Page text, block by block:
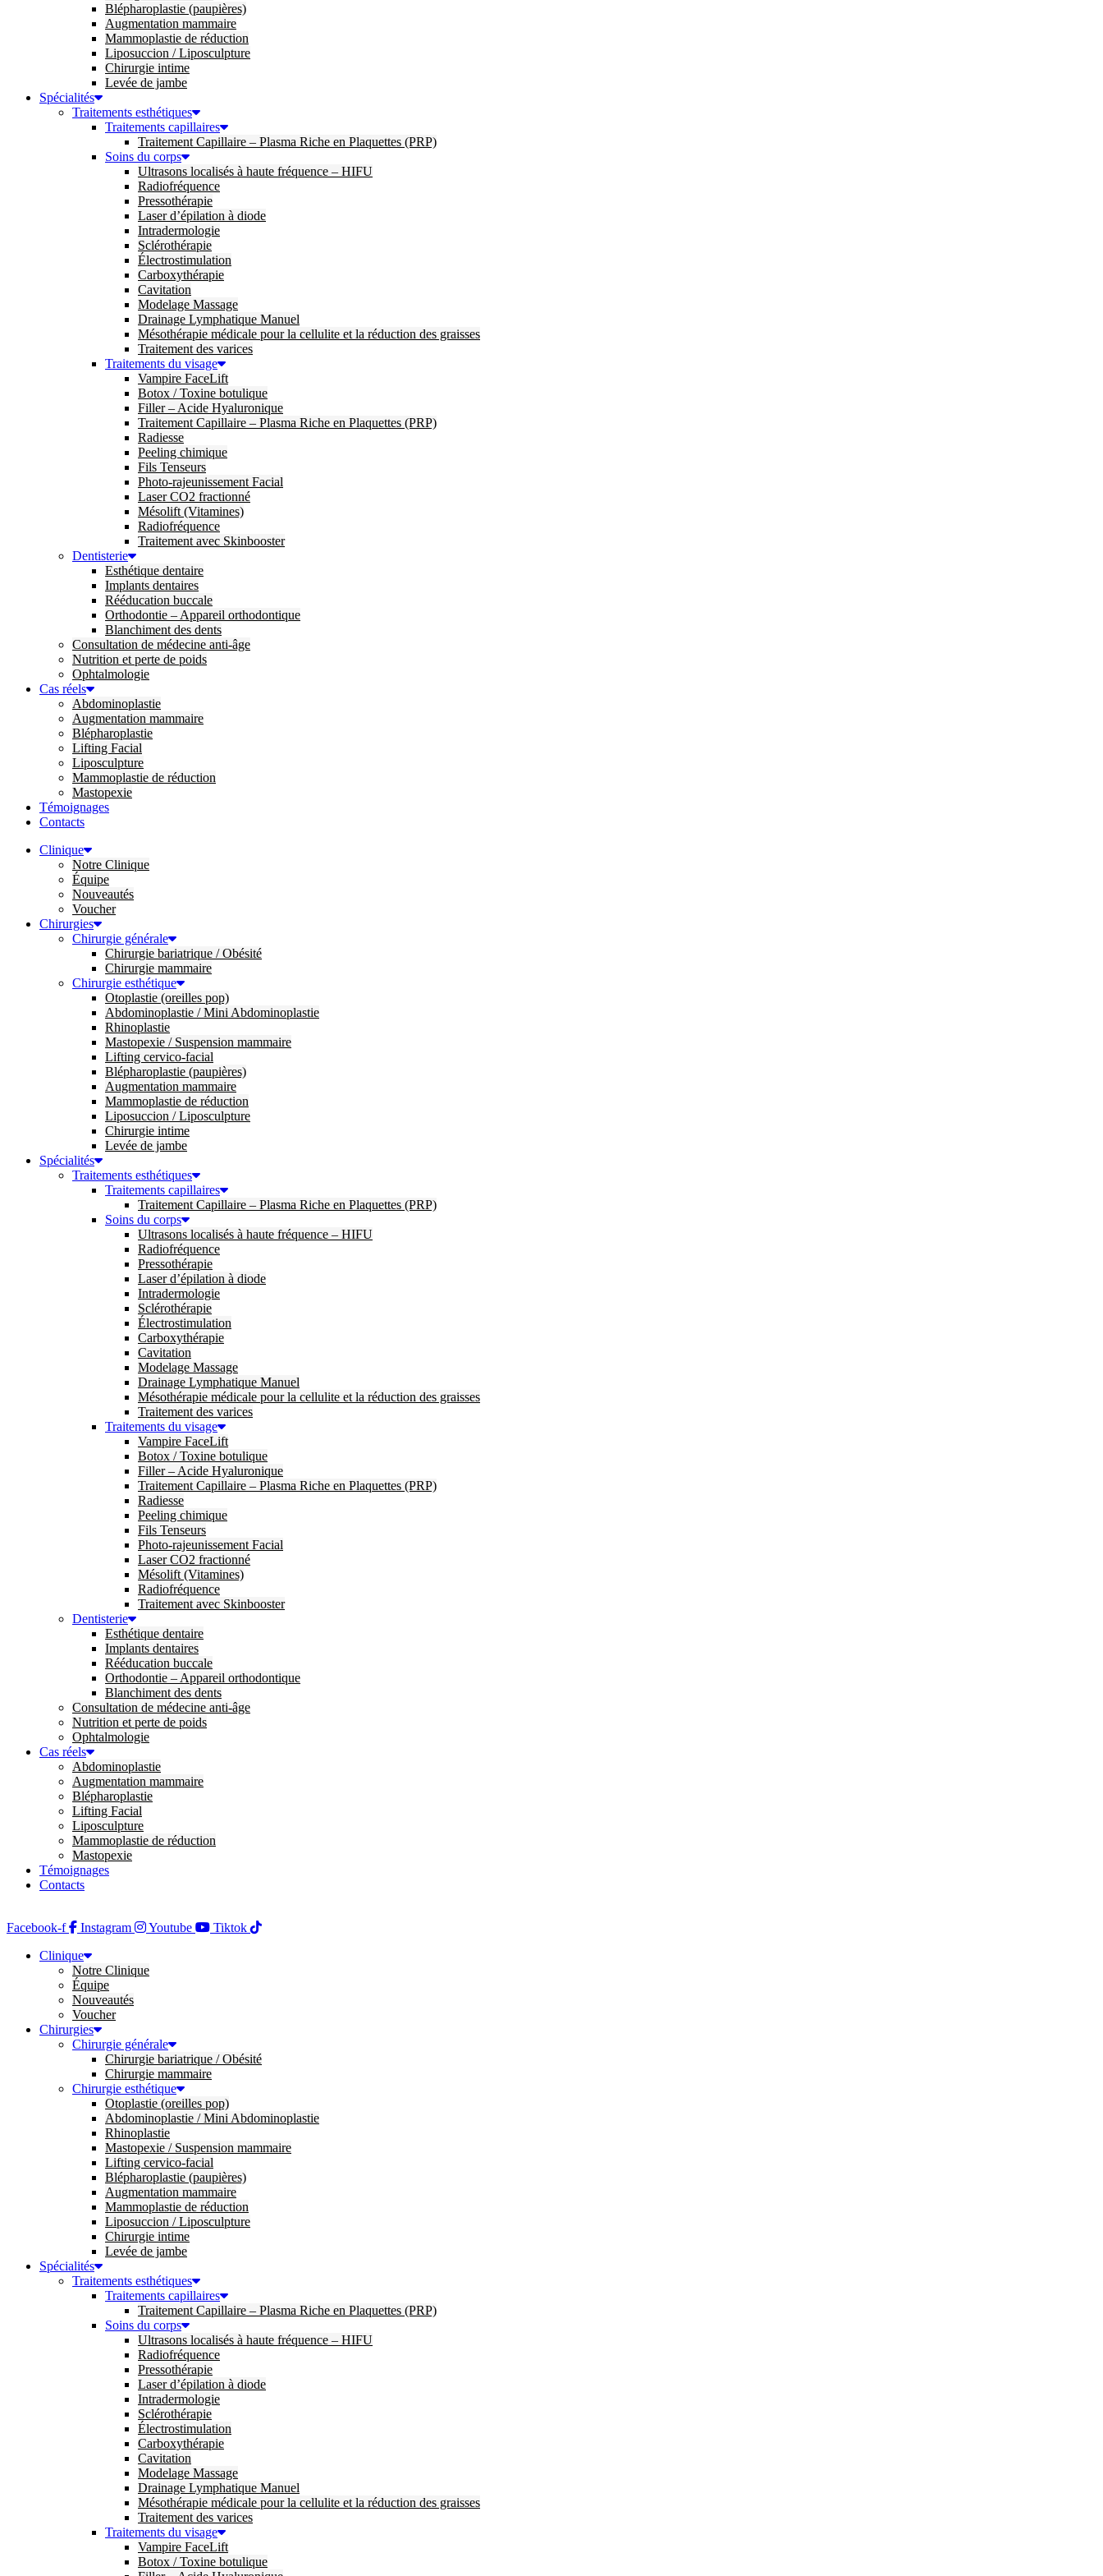
Blépharoplastie (paupières)
Augmentation mammaire
Mammoplastie de réduction
Liposuccion / Liposculpture
Chirurgie intime
Levée de jambe
Spécialités
Traitements esthétiques
Traitements capillaires
Traitement Capillaire – Plasma Riche en Plaquettes (PRP)
Soins du corps
Ultrasons localisés à haute fréquence – HIFU
Radiofréquence
Pressothérapie
Laser d’épilation à diode
Intradermologie
Sclérothérapie
Électrostimulation
Carboxythérapie
Cavitation
Modelage Massage
Drainage Lymphatique Manuel
Mésothérapie médicale pour la cellulite et la réduction des graisses
Traitement des varices
Traitements du visage
Vampire FaceLift
Botox / Toxine botulique
Filler – Acide Hyaluronique
Traitement Capillaire – Plasma Riche en Plaquettes (PRP)
Radiesse
Peeling chimique
Fils Tenseurs
Photo-rajeunissement Facial
Laser CO2 fractionné
Mésolift (Vitamines)
Radiofréquence
Traitement avec Skinbooster
Dentisterie
Esthétique dentaire
Implants dentaires
Rééducation buccale
Orthodontie – Appareil orthodontique
Blanchiment des dents
Consultation de médecine anti-âge
Nutrition et perte de poids
Ophtalmologie
Cas réels
Abdominoplastie
Augmentation mammaire
Blépharoplastie
Lifting Facial
Liposculpture
Mammoplastie de réduction
Mastopexie
Témoignages
Contacts
Clinique
Notre Clinique
Équipe
Nouveautés
Voucher
Chirurgies
Chirurgie générale
Chirurgie bariatrique / Obésité
Chirurgie mammaire
Chirurgie esthétique
Otoplastie (oreilles pop)
Abdominoplastie / Mini Abdominoplastie
Rhinoplastie
Mastopexie / Suspension mammaire
Lifting cervico-facial
Blépharoplastie (paupières)
Augmentation mammaire
Mammoplastie de réduction
Liposuccion / Liposculpture
Chirurgie intime
Levée de jambe
Spécialités
Traitements esthétiques
Traitements capillaires
Traitement Capillaire – Plasma Riche en Plaquettes (PRP)
Soins du corps
Ultrasons localisés à haute fréquence – HIFU
Radiofréquence
Pressothérapie
Laser d’épilation à diode
Intradermologie
Sclérothérapie
Électrostimulation
Carboxythérapie
Cavitation
Modelage Massage
Drainage Lymphatique Manuel
Mésothérapie médicale pour la cellulite et la réduction des graisses
Traitement des varices
Traitements du visage
Vampire FaceLift
Botox / Toxine botulique
Filler – Acide Hyaluronique
Traitement Capillaire – Plasma Riche en Plaquettes (PRP)
Radiesse
Peeling chimique
Fils Tenseurs
Photo-rajeunissement Facial
Laser CO2 fractionné
Mésolift (Vitamines)
Radiofréquence
Traitement avec Skinbooster
Dentisterie
Esthétique dentaire
Implants dentaires
Rééducation buccale
Orthodontie – Appareil orthodontique
Blanchiment des dents
Consultation de médecine anti-âge
Nutrition et perte de poids
Ophtalmologie
Cas réels
Abdominoplastie
Augmentation mammaire
Blépharoplastie
Lifting Facial
Liposculpture
Mammoplastie de réduction
Mastopexie
Témoignages
Contacts
Facebook-f Instagram Youtube
Tiktok
Clinique
Notre Clinique
Équipe
Nouveautés
Voucher
Chirurgies
Chirurgie générale
Chirurgie bariatrique / Obésité
Chirurgie mammaire
Chirurgie esthétique
Otoplastie (oreilles pop)
Abdominoplastie / Mini Abdominoplastie
Rhinoplastie
Mastopexie / Suspension mammaire
Lifting cervico-facial
Blépharoplastie (paupières)
Augmentation mammaire
Mammoplastie de réduction
Liposuccion / Liposculpture
Chirurgie intime
Levée de jambe
Spécialités
Traitements esthétiques
Traitements capillaires
Traitement Capillaire – Plasma Riche en Plaquettes (PRP)
Soins du corps
Ultrasons localisés à haute fréquence – HIFU
Radiofréquence
Pressothérapie
Laser d’épilation à diode
Intradermologie
Sclérothérapie
Électrostimulation
Carboxythérapie
Cavitation
Modelage Massage
Drainage Lymphatique Manuel
Mésothérapie médicale pour la cellulite et la réduction des graisses
Traitement des varices
Traitements du visage
Vampire FaceLift
Botox / Toxine botulique